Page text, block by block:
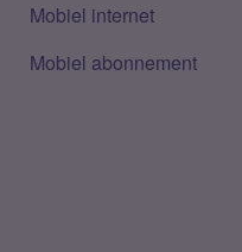
Mobiel internet
Mobiel abonnement